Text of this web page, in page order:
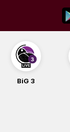
content
BiG 4